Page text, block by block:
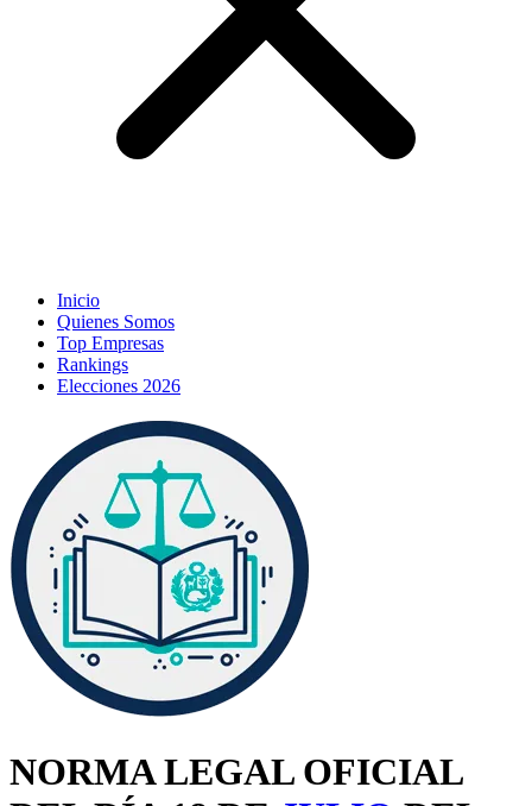
Inicio
Quienes Somos
Top Empresas
Rankings
Elecciones 2026
NORMA LEGAL OFICIAL